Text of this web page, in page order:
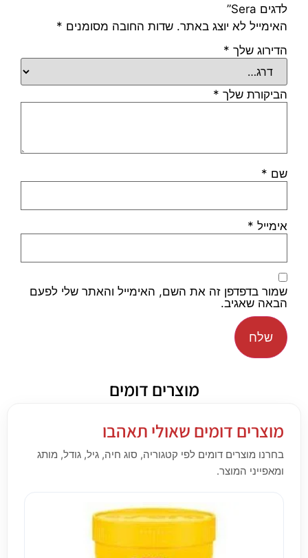
לדגים Sera”
האימייל לא יוצג באתר. שדות החובה מסומנים *
הדירוג שלך *
הביקורת שלך *
שם *
אימייל *
שמור בדפדפן זה את השם, האימייל והאתר שלי לפעם
הבאה שאגיב.
מוצרים דומים
מוצרים דומים שאולי תאהבו
בחרנו מוצרים דומים לפי קטגוריה, סוג חיה, גיל, גודל, מותג
ומאפייני המוצר.